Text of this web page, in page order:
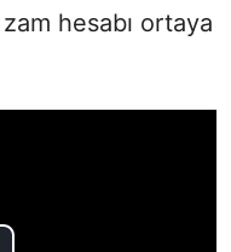
hesabı ortaya